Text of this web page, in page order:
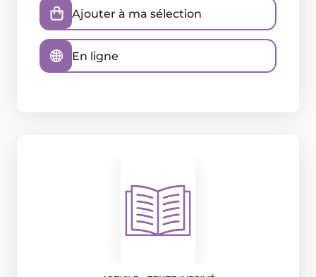
Ajouter à ma sélection
En ligne